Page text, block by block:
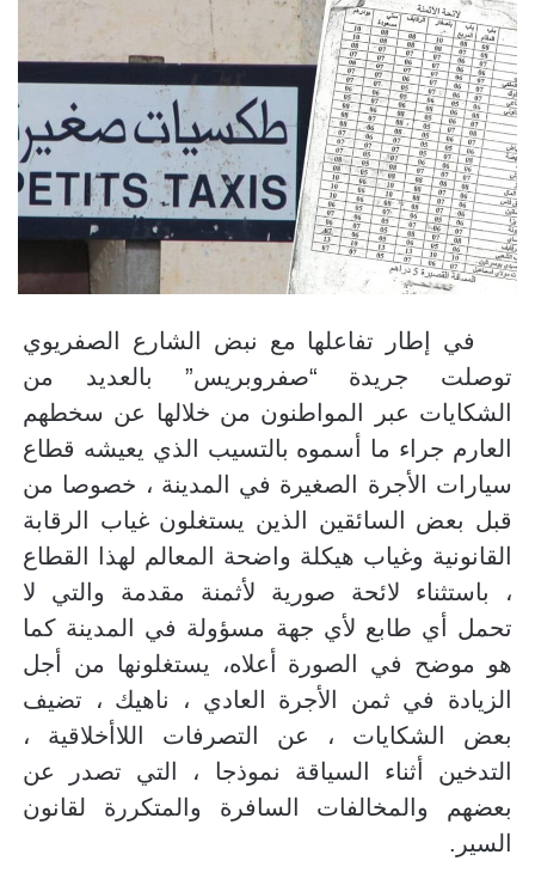
في إطار تفاعلها مع نبض الشارع الصفريوي
توصلت جريدة “صفروبريس” بالعديد من
الشكايات عبر المواطنون من خلالها عن سخطهم
العارم جراء ما أسموه بالتسيب الذي يعيشه قطاع
سيارات الأجرة الصغيرة في المدينة ، خصوصا من
قبل بعض السائقين الذين يستغلون غياب الرقابة
القانونية وغياب هيكلة واضحة المعالم لهذا القطاع
، باستثناء لائحة صورية لأثمنة مقدمة والتي لا
تحمل أي طابع لأي جهة مسؤولة في المدينة كما
هو موضح في الصورة أعلاه، يستغلونها من أجل
الزيادة في ثمن الأجرة العادي ، ناهيك ، تضيف
بعض الشكايات ، عن التصرفات اللاأخلاقية ،
التدخين أثناء السياقة نموذجا ، التي تصدر عن
بعضهم والمخالفات السافرة والمتكررة لقانون
السير.